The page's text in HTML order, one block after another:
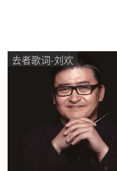
去者歌词-刘欢